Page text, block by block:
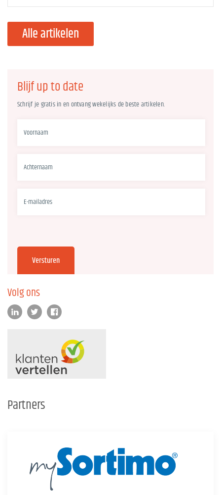
Alle artikelen
Blijf up to date
Schrijf je gratis in en ontvang wekelijks de beste artikelen.
Volg ons
Partners